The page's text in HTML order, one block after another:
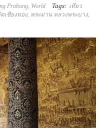
Prabang, World Tags: เที่ยว
ดเชียงทอง, พระม่าน หลวงพระบาง,